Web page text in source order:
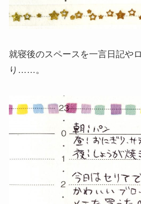
就寝後のスペースを一言日記や
り……。